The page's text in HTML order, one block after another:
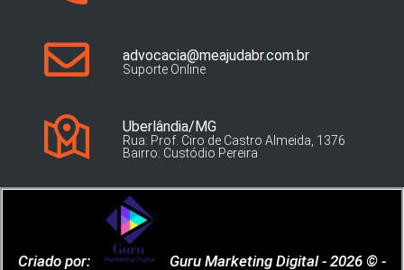
advocacia@meajudabr.com.br
Suporte Online
Uberlândia/MG
Rua: Prof. Ciro de Castro Almeida, 1376
Bairro: Custódio Pereira
Criado por:
Guru Marketing Digital - 2026 © -